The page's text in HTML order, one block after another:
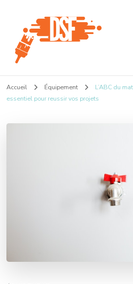
D s f
Accueil Équipement
L’ABC du
essentiel pour reussir vos projets